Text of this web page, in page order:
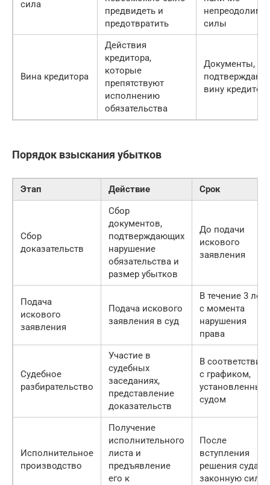
сила
предвидеть и
предотвратить
силы
Вина кредитора
Действия
кредитора,
которые
препятствуют
исполнению
обязательства
Документы,
вину
Порядок взыскания убытков
Этап Действие Срок
Сбор
доказательств
Сбор
документов,
подтверждающих
нарушение
обязательства и
размер убытков
До подачи
искового
заявления
Подача
искового
заявления
Подача искового
заявления в суд
В течение 3 лет
с момента
нарушения
права
Судебное
разбирательство
Участие в
судебных
заседаниях,
представление
доказательств
В соответствии
с графиком,
установленным
судом
Исполнительное
производство
Получение
исполнительного
листа и
предъявление
его к
После
вступления
решения суда в
законную силу